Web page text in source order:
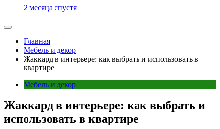
2 месяца спустя
Главная
Мебель и декор
Жаккард в интерьере: как выбрать и использовать в
квартире
Мебель и декор
Жаккард в интерьере: как выбрать и
использовать в квартире